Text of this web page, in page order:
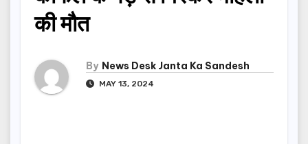
की मौत
By News Desk Janta Ka Sandesh
MAY 13, 2024